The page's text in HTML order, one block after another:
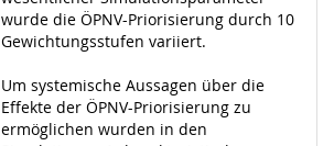
wurde die ÖPNV-Priorisierung durch 10
Gewichtungsstufen variiert.
Um systemische Aussagen über die
Effekte der ÖPNV-Priorisierung zu
ermöglichen wurden in den